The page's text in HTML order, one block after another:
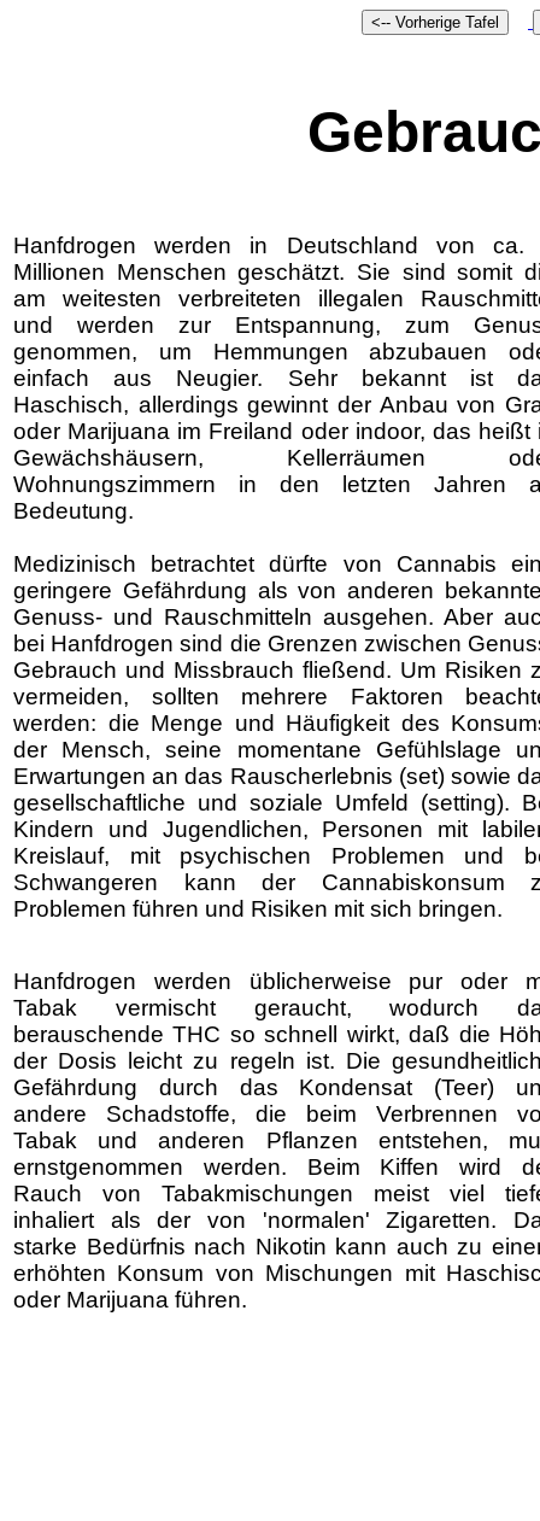
Hanfdrogen werden in Deutschland von ca.
Millionen Menschen geschätzt. Sie sind somit
am weitesten verbreiteten illegalen
und werden zur Entspannung, zum
genommen, um Hemmungen abzubauen
einfach aus Neugier. Sehr bekannt ist
Haschisch, allerdings gewinnt der Anbau von
oder Marijuana im Freiland oder indoor, das heißt
Gewächshäusern, Kellerräumen
Wohnungszimmern in den letzten Jahren
Bedeutung.
Medizinisch betrachtet dürfte von Cannabis
geringere Gefährdung als von anderen
Genuss- und Rauschmitteln ausgehen. Aber
bei Hanfdrogen sind die Grenzen zwischen
Gebrauch und Missbrauch fließend. Um Risiken
vermeiden, sollten mehrere Faktoren
werden: die Menge und Häufigkeit des
der Mensch, seine momentane Gefühlslage
Erwartungen an das Rauscherlebnis (set) sowie
gesellschaftliche und soziale Umfeld (setting).
Kindern und Jugendlichen, Personen mit
Kreislauf, mit psychischen Problemen und
Schwangeren kann der Cannabiskonsum
Problemen führen und Risiken mit sich bringen.
Hanfdrogen werden üblicherweise pur oder
Tabak vermischt geraucht, wodurch
berauschende THC so schnell wirkt, daß die
der Dosis leicht zu regeln ist. Die
Gefährdung durch das Kondensat (Teer)
andere Schadstoffe, die beim Verbrennen
Tabak und anderen Pflanzen entstehen,
ernstgenommen werden. Beim Kiffen wird
Rauch von Tabakmischungen meist viel
inhaliert als der von 'normalen' Zigaretten.
starke Bedürfnis nach Nikotin kann auch zu
erhöhten Konsum von Mischungen mit
oder Marijuana führen.